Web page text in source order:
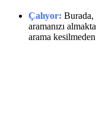
Çalıyor: Burada,
aramanızı
arama